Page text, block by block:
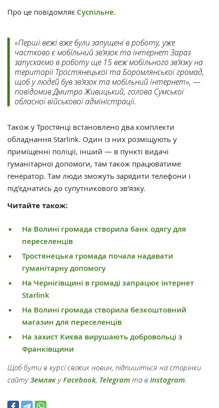
Про це повідомляє Суспільне.
«Перші вежі вже були запущені в роботу, уже
частково є мобільний зв’язок та інтернет Зараз
запускаємо в роботу ще 15 веж мобільного зв’язку на
території Тростянецької та Боромлянської громад,
щоб у людей був зв’язок та мобільний інтернет», —
повідомив Дмитро Живицький, голова Сумської
обласної військової адміністрації.
Також у Тростянці встановлено два комплекти
обладнання Starlink. Один із них розміщують у
приміщенні поліції, інший — в пункті видачі
гуманітарної допомоги, там також працюватиме
генератор. Там люди зможуть зарядити телефони і
під’єднатись до супутникового зв’язку.
Читайте також:
На Волині громада створила банк одягу для
переселенців
Тростянецька громада почала надавати
гуманітарну допомогу
На Чернігівщині в громаді запрацює інтернет
Starlink
На Волині громада створила безкоштовний
магазин для переселенців
На захист Києва вирушають добровольці з
Франківщини
Щоб бути в курсі свіжих новин, підпишіться на сторінки
сайтуЗемлякуFacebook, Telegram та в Instagram